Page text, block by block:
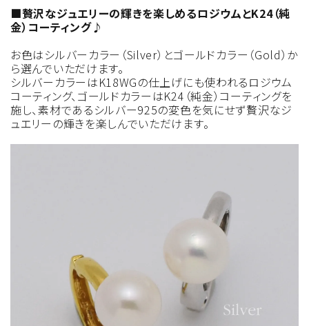
■贅沢なジュエリーの輝きを楽しめるロジウムとK24（純
金）コーティング♪
お色はシルバーカラー（Silver）とゴールドカラー（Gold）か
ら選んでいただけます。
シルバーカラーはK18WGの仕上げにも使われるロジウム
コーティング、ゴールドカラーはK24（純金）コーティングを
施し、素材であるシルバー925の変色を気にせず贅沢なジ
ュエリーの輝きを楽しんでいただけます。